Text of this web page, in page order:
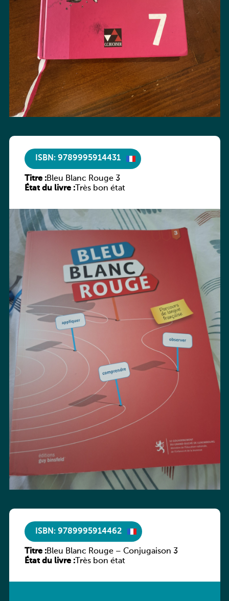
ISBN: 9789995914431
Titre :Bleu Blanc Rouge 3
État du livre :Très bon état
ISBN: 9789995914462
Titre :Bleu Blanc Rouge – Conjugaison 3
État du livre :Très bon état